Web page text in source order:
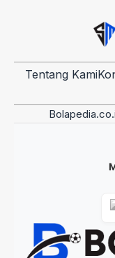
Tentang Kami